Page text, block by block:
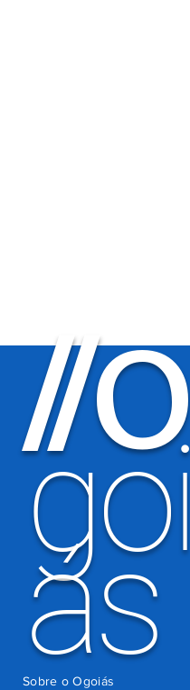
//O
goi
ás
Sobre o Ogoiás